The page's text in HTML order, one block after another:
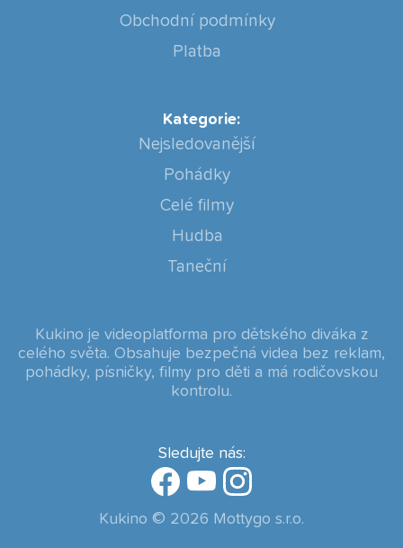
Obchodní podmínky
Platba
Kategorie:
Nejsledovanější
Pohádky
Celé filmy
Hudba
Taneční
Sledujte nás:
Kukino © 2026 Mottygo s.r.o.
Kukino je videoplatforma pro dětského diváka z
celého světa. Obsahuje bezpečná videa bez reklam,
pohádky, písničky, filmy pro děti a má rodičovskou
kontrolu.